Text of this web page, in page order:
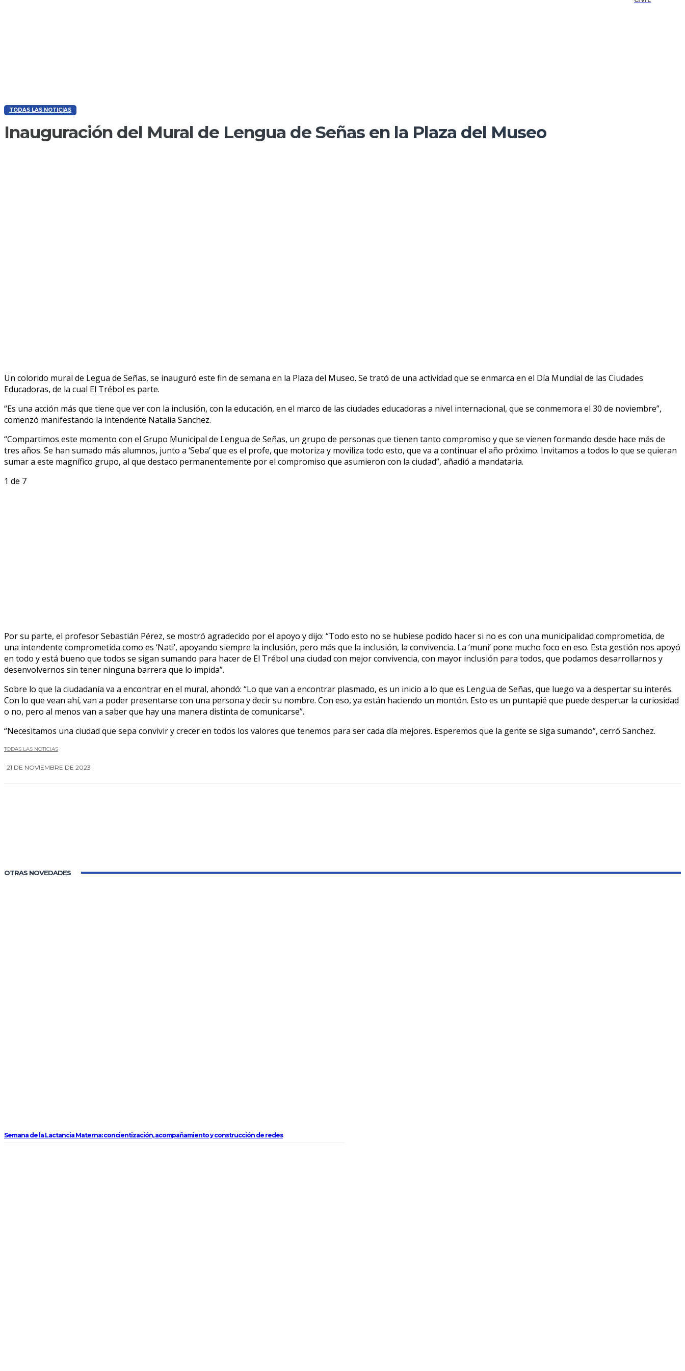
TODAS LAS NOTICIAS
Inauguración del Mural de Lengua de Señas en la Plaza del Museo
Un colorido mural de Legua de Señas, se inauguró este fin de semana en la Plaza del Museo. Se trató de una actividad que se enmarca en el Día Mundial de las Ciudades
Educadoras, de la cual El Trébol es parte.
“Es una acción más que tiene que ver con la inclusión, con la educación, en el marco de las ciudades educadoras a nivel internacional, que se conmemora el 30 de noviembre”,
comenzó manifestando la intendente Natalia Sanchez.
“Compartimos este momento con el Grupo Municipal de Lengua de Señas, un grupo de personas que tienen tanto compromiso y que se vienen formando desde hace más de
tres años. Se han sumado más alumnos, junto a ‘Seba’ que es el profe, que motoriza y moviliza todo esto, que va a continuar el año próximo. Invitamos a todos lo que se quieran
sumar a este magnífico grupo, al que destaco permanentemente por el compromiso que asumieron con la ciudad”, añadió a mandataria.
1 de 7
Por su parte, el profesor Sebastián Pérez, se mostró agradecido por el apoyo y dijo: “Todo esto no se hubiese podido hacer si no es con una municipalidad comprometida, de
una intendente comprometida como es ‘Nati’, apoyando siempre la inclusión, pero más que la inclusión, la convivencia. La ‘muni’ pone mucho foco en eso. Esta gestión nos apoyó
en todo y está bueno que todos se sigan sumando para hacer de El Trébol una ciudad con mejor convivencia, con mayor inclusión para todos, que podamos desarrollarnos y
desenvolvernos sin tener ninguna barrera que lo impida”.
Sobre lo que la ciudadanía va a encontrar en el mural, ahondó: “Lo que van a encontrar plasmado, es un inicio a lo que es Lengua de Señas, que luego va a despertar su interés.
Con lo que vean ahí, van a poder presentarse con una persona y decir su nombre. Con eso, ya están haciendo un montón. Esto es un puntapié que puede despertar la curiosidad
o no, pero al menos van a saber que hay una manera distinta de comunicarse”.
“Necesitamos una ciudad que sepa convivir y crecer en todos los valores que tenemos para ser cada día mejores. Esperemos que la gente se siga sumando”, cerró Sanchez.
TODAS LAS NOTICIAS
21 DE NOVIEMBRE DE 2023
OTRAS NOVEDADES
Semana de la Lactancia Materna: concientización, acompañamiento y construcción de redes